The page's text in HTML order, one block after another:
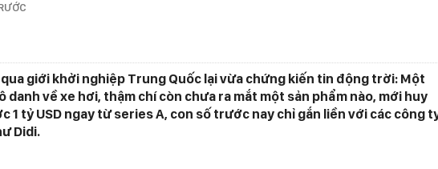
giới khởi nghiệp Trung Quốc lại vừa chứng kiến tin động trời: Một
danh về xe hơi, thậm chí còn chưa ra mắt một sản phẩm nào, mới huy
1 tỷ USD ngay từ series A, con số trước nay chỉ gắn liền với các công
Didi.